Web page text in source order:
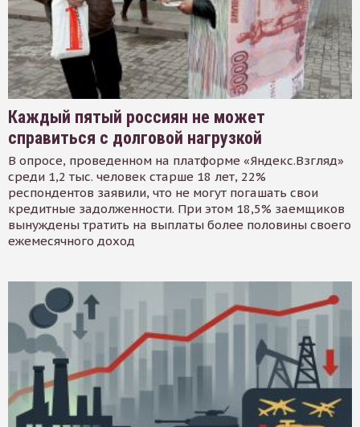
Каждый пятый россиян не может
справиться с долговой нагрузкой
В опросе, проведенном на платформе «Яндекс.Взгляд»
среди 1,2 тыс. человек старше 18 лет, 22%
респондентов заявили, что не могут погашать свои
кредитные задолженности. При этом 18,5% заемщиков
вынуждены тратить на выплаты более половины своего
ежемесячного доход